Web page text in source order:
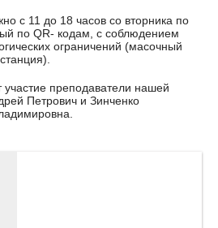
с 11 до 18 часов со вторника по
по QR- кодам, с соблюдением
ограничений (масочный
преподаватели нашей
Петрович и Зинченко